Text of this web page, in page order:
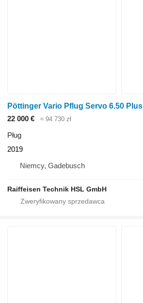
Pöttinger Vario Pflug Servo 6.50 Plus
22 000 €
≈ 94 730 zł
Pług
2019
Niemcy, Gadebusch
Raiffeisen Technik HSL GmbH